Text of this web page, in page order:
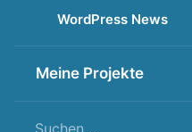
WordPress News
Meine Projekte